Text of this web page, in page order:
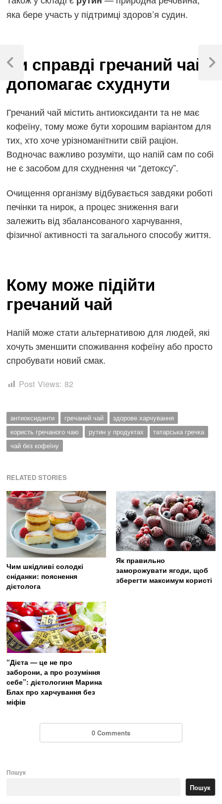
яка бере участь у підтримці здоров’я судин.
Чи справді гречаний чай
допомагає схуднути
Гречаний чай містить антиоксиданти та не має
кофеїну, тому може бути хорошим варіантом для
тих, хто хоче урізноманітнити свій раціон.
Водночас важливо розуміти, що напій сам по собі
не є засобом для схуднення чи “детоксу”.
Очищення організму відбувається завдяки роботі
печінки та нирок, а процес зниження ваги
залежить від збалансованого харчування,
фізичної активності та загального способу життя.
Кому може підійти
гречаний чай
Напій може стати альтернативою для людей, які
хочуть зменшити споживання кофеїну або просто
спробувати новий смак.
Post Views: 82
антиоксиданти гречаний чай
здорове харчування
користь гречаного чаю
рутин у продуктах
татарська гречка
чай без кофеїну
RELATED STORIES
Чим шкідливі солодкі
сніданки: пояснення
дієтолога
Як правильно
заморожувати ягоди, щоб
зберегти максимум користі
“Дієта — це не про
заборони, а про розуміння
себе”: дієтологиня Марина
Блах про харчування без
міфів
0 Comments
записів
Previous
Next
Пошук
Пошук